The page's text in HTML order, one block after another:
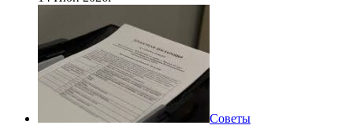
Советы